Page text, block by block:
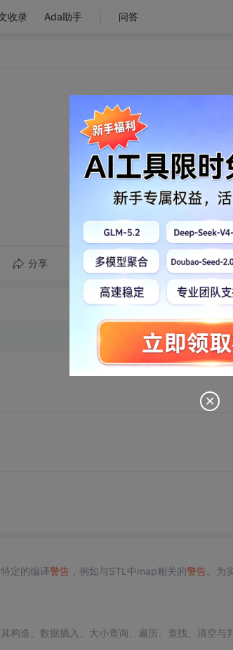
收录 Ada助手 问答
分享 转发到动态 举报
特定的编译警告，例如与STL中map相关的警告。为
构造、数据插入、大小查询、遍历、查找、清空与